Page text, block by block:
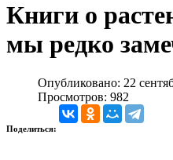
Книги о
мы редко
Опубликовано: 22
Просмотров: 982
Поделиться: